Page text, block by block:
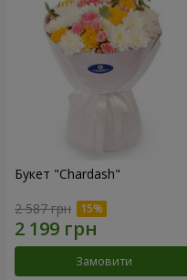
Букет "Chardash"
2 587 грн
Замовити